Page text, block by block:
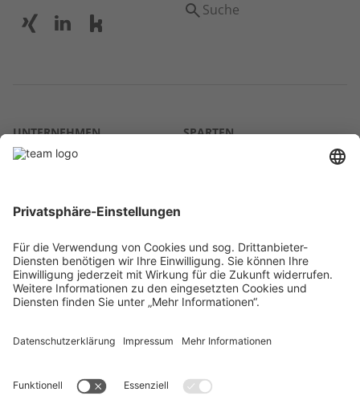
Suche
UNTERNEHMEN
Über uns
Karriere
Kontakt
SPARTEN
RECHTLICHES
Lieferkette